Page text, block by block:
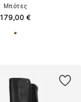
Μπότες
179,00 €